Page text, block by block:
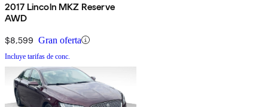
2017 Lincoln MKZ Reserve
AWD
$8,599 Gran oferta
Incluye tarifas de conc.